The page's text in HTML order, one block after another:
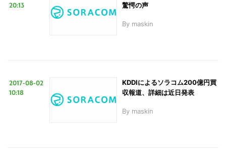
20:13
驚愕の声
By maskin
2017-08-02
10:18
KDDIによるソラコム200億円買
収報道、詳細は近日発表
By maskin
暗号資産